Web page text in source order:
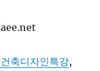
축디자인특강,